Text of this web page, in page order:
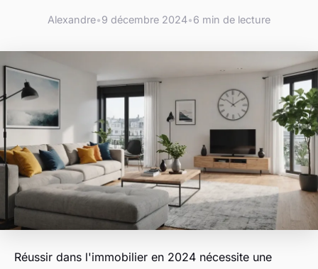
Alexandre•9 décembre 2024•6 min de lecture
Réussir dans l'immobilier en 2024 nécessite une